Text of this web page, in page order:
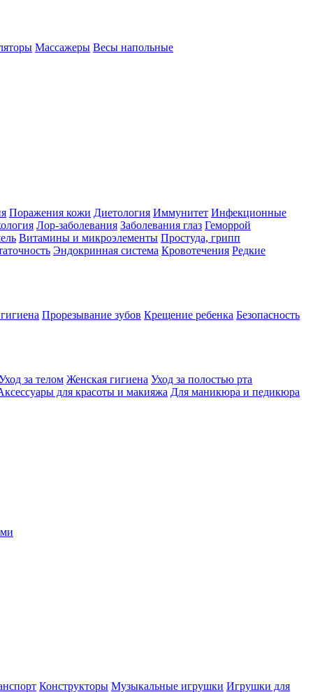
Массажеры Весы напольные
Поражения кожи Диетология Иммунитет Инфекционные
Лор-заболевания Заболевания глаз Геморрой
Витамины и микроэлементы Простуда, грипп
Эндокринная система Кровотечения Редкие
Прорезывание зубов Крещение ребенка Безопасность
за телом Женская гигиена Уход за полостью рта
для красоты и макияжа Для маникюра и педикюра
Конструкторы Музыкальные игрушки Игрушки для